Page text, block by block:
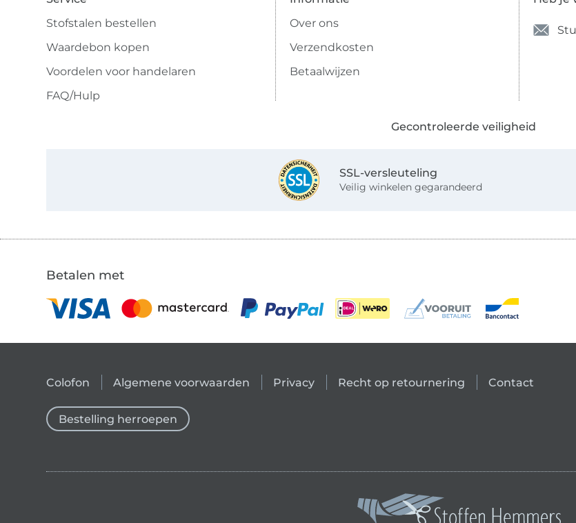
Stofstalen bestellen
Waardebon kopen
Voordelen voor handelaren
FAQ/Hulp
Over ons
Verzendkosten
Betaalwijzen
Gecontroleerde veiligheid
SSL-versleuteling
Veilig winkelen gegarandeerd
Betalen met
Colofon Algemene voorwaarden Privacy Recht op retournering Contact
Bestelling herroepen